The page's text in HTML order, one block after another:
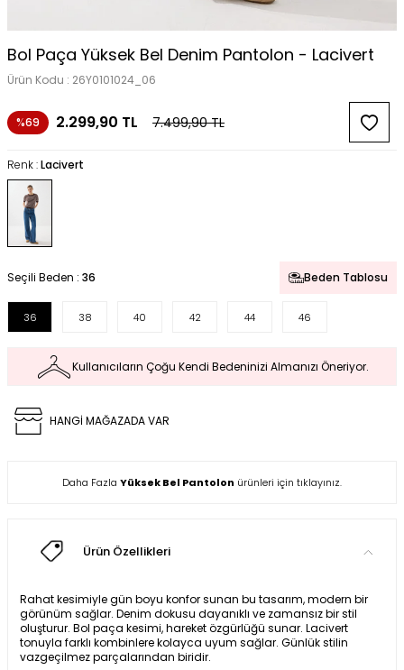
Bol Paça Yüksek Bel Denim Pantolon - Lacivert
Ürün Kodu : 26Y0101024_06
%69 2.299,90 TL 7.499,90TL
Renk :Lacivert
Seçili Beden : 36 Beden Tablosu
36 38 40 42 44 46
Kullanıcıların Çoğu Kendi Bedeninizi Almanızı Öneriyor.
HANGİ MAĞAZADA VAR
Daha Fazla Yüksek Bel Pantolon ürünleri için tıklayınız.
Ürün Özellikleri
Rahat kesimiyle gün boyu konfor sunan bu tasarım, modern bir
görünüm sağlar. Denim dokusu dayanıklı ve zamansız bir stil
oluşturur. Bol paça kesimi, hareket özgürlüğü sunar. Lacivert
tonuyla farklı kombinlere kolayca uyum sağlar. Günlük stilin
vazgeçilmez parçalarından biridir.